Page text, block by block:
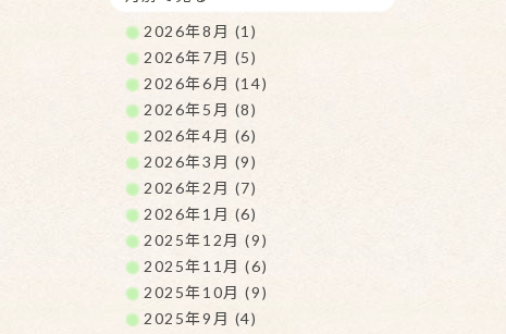
2026年8月 (1)
2026年7月 (5)
2026年6月 (14)
2026年5月 (8)
2026年4月 (6)
2026年3月 (9)
2026年2月 (7)
2026年1月 (6)
2025年12月 (9)
2025年11月 (6)
2025年10月 (9)
2025年9月 (4)